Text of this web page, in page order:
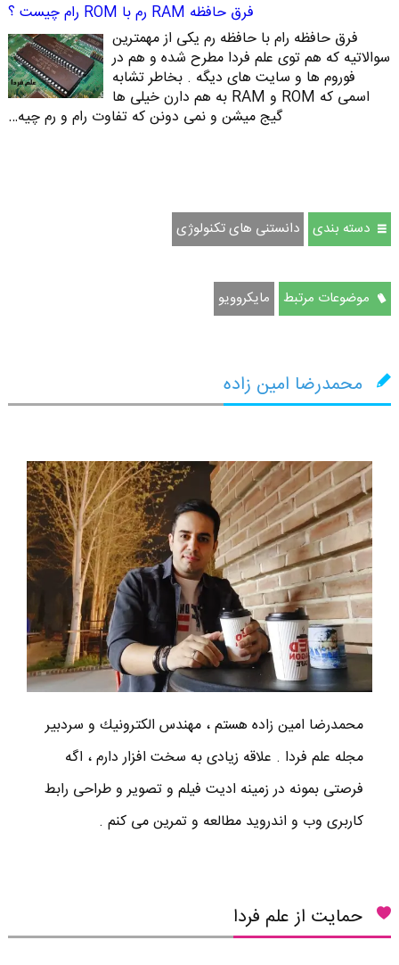
فرق حافظه RAM رم با ROM رام چیست ؟
فرق حافظه رام با حافظه رم یکی از مهمترین
سوالاتیه که هم توی علم فردا مطرح شده و هم در
فوروم ها و سایت های دیگه . بخاطر تشابه
اسمی که ROM و RAM به هم دارن خیلی ها
گیج میشن و نمی دونن که تفاوت رام و رم چیه…
دسته بندی دانستنی های تکنولوژی
موضوعات مرتبط مایکروویو
محمدرضا امین زاده
محمدرضا امين زاده هستم ، مهندس الكترونيك و سردبير
مجله علم فردا . علاقه زیادی به سخت افزار دارم ، اگه
فرصتی بمونه در زمینه ادیت فیلم و تصویر و طراحی رابط
کاربری وب و اندروید مطالعه و تمرین می کنم .
حمایت از علم فردا